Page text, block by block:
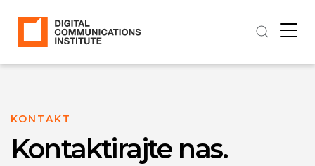
KONTAKT
Kontaktirajte nas.